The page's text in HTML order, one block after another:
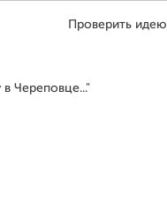
Проверить идею